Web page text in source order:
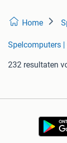
Home
Spelcomputers
232 resultaten